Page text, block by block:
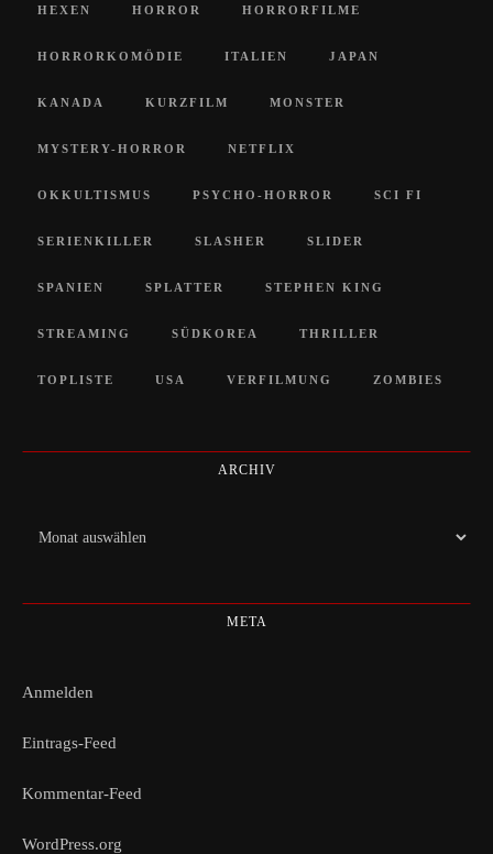
HEXEN HORROR HORRORFILME
HORRORKOMÖDIE ITALIEN JAPAN
KANADA KURZFILM MONSTER
MYSTERY-HORROR NETFLIX
OKKULTISMUS PSYCHO-HORROR SCI FI
SERIENKILLER SLASHER SLIDER
SPANIEN SPLATTER STEPHEN KING
STREAMING SÜDKOREA THRILLER
TOPLISTE USA VERFILMUNG ZOMBIES
ARCHIV
Archiv
META
Anmelden
Eintrags-Feed
Kommentar-Feed
WordPress.org